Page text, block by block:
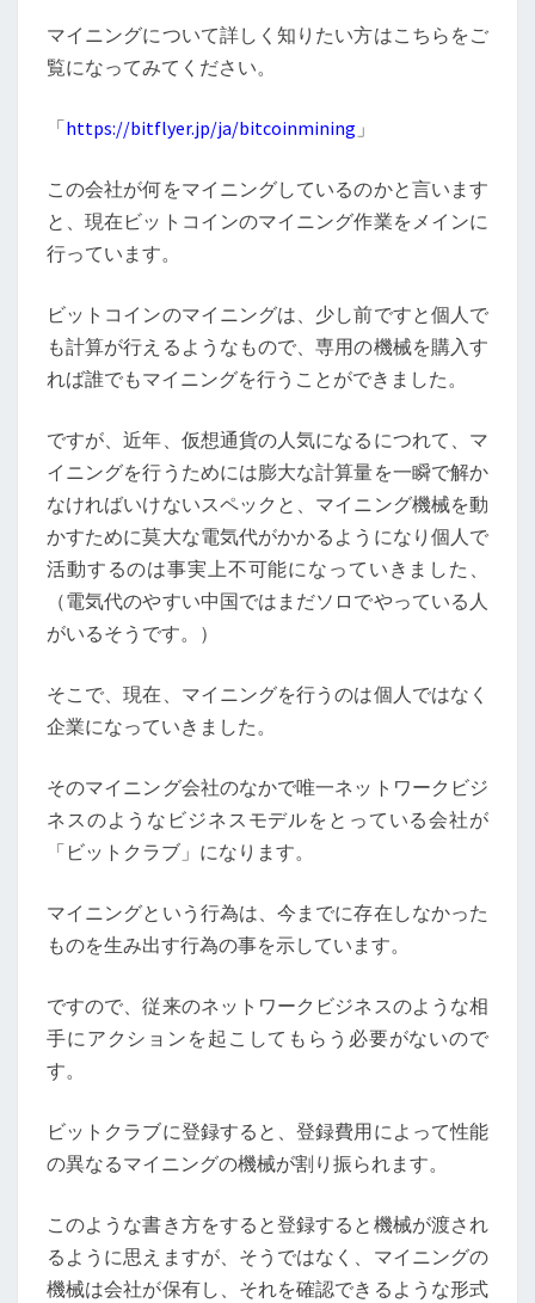
マイニングについて詳しく知りたい方はこちらをご
覧になってみてください。
「https://bitflyer.jp/ja/bitcoinmining 」
この会社が何をマイニングしているのかと言います
と、現在ビットコインのマイニング作業をメインに
行っています。
ビットコインのマイニングは、少し前ですと個人で
も計算が行えるようなもので、専用の機械を購入す
れば誰でもマイニングを行うことができました。
ですが、近年、仮想通貨の人気になるにつれて、マ
イニングを行うためには膨大な計算量を一瞬で解か
なければいけないスペックと、マイニング機械を動
かすために莫大な電気代がかかるようになり個人で
活動するのは事実上不可能になっていきました、
（電気代のやすい中国ではまだソロでやっている人
がいるそうです。）
そこで、現在、マイニングを行うのは個人ではなく
企業になっていきました。
そのマイニング会社のなかで唯一ネットワークビジ
ネスのようなビジネスモデルをとっている会社が
「ビットクラブ」になります。
マイニングという行為は、今までに存在しなかった
ものを生み出す行為の事を示しています。
ですので、従来のネットワークビジネスのような相
手にアクションを起こしてもらう必要がないので
す。
ビットクラブに登録すると、登録費用によって性能
の異なるマイニングの機械が割り振られます。
このような書き方をすると登録すると機械が渡され
るように思えますが、そうではなく、マイニングの
機械は会社が保有し、それを確認できるような形式